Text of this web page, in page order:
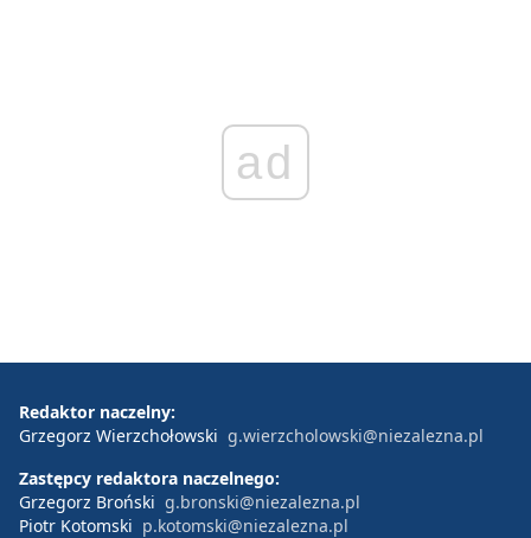
ad
Redaktor naczelny:
Grzegorz Wierzchołowski g.wierzcholowski@niezalezna.pl
Zastępcy redaktora naczelnego:
Grzegorz Broński g.bronski@niezalezna.pl
Piotr Kotomski p.kotomski@niezalezna.pl